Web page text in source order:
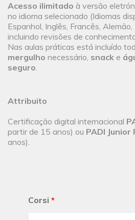
Acesso ilimitado à versão
no idioma selecionado (Idiomas
Espanhol, Inglês, Francês,
incluindo revisões de
Nas aulas práticas está incluído
mergulho necessário, snack e
seguro.
Attribuito
Certificação digital internacional
partir de 15 anos) ou PADI Junior
anos).
Corsi *